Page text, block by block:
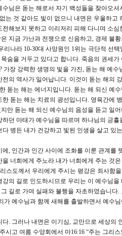
님은 돋는 해로서 자기 백성들을 찾아오셔
는 것 같아도 빛이 없으니 내면은 우울하고
해보지 못하고 이리저리 피해 다니며 소심
지금 가난과 전쟁으로 신음하고, 경제 불황
나라 10-30대 사망원인 1위는 극단적 선택
숨을 거두고 있다고 합니다. 죽음의 권세가
장 강력한 생명의 빛을 가진, 돋는 해 예수
의 역사가 일어납니다. 이것이 돋는 해의
돋는 해는 에너지입니다. 돋는 해 되신 예수
돋는 해는 치료의 광선입니다. 영육간에
만 돋는 해 되신 예수님의 음성을 듣고 일
던 마태가 예수님을 따르며 하나님의 긍휼
병든 내가 건강하고 빛된 인생을 살고 있
, 인간과 인간 사이에 조화를 이룬 관계를
너희에게 주노라 내가 너희에게 주는 것
스도께서 우리에게 주시는 평강은 죄사함
의 길로 인도하시므로 우리는 이 예수님을
길로 가며 실패와 불행을 자초하였습니다.
예수님과 함께 새해를 출발하면서 예수님
. 그러나 내면은 이기심, 교만으로 세상의
고 여름 수양회에서 마16:16 “주는 그리스